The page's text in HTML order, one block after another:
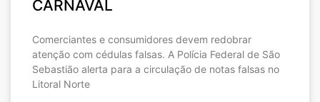
CARNAVAL
Comerciantes e consumidores devem redobrar
atenção com cédulas falsas. A Polícia Federal de São
Sebastião alerta para a circulação de notas falsas no
Litoral Norte